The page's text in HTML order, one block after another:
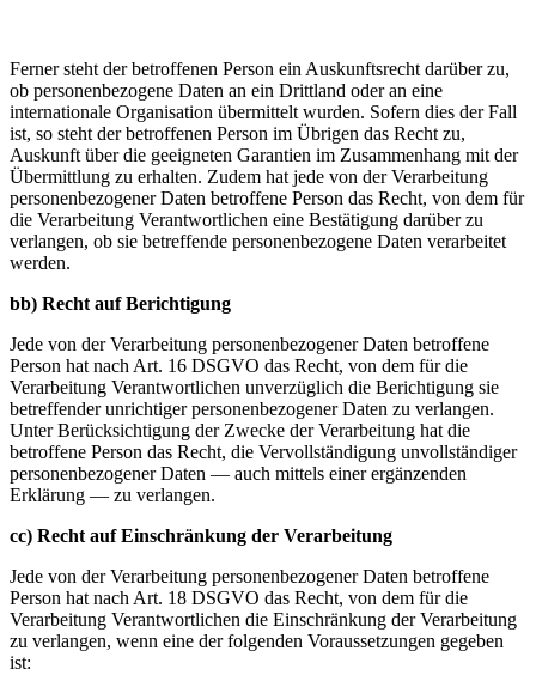
Ferner steht der betroffenen Person ein Auskunftsrecht darüber zu,
ob personenbezogene Daten an ein Drittland oder an eine
internationale Organisation übermittelt wurden. Sofern dies der Fall
ist, so steht der betroffenen Person im Übrigen das Recht zu,
Auskunft über die geeigneten Garantien im Zusammenhang mit der
Übermittlung zu erhalten. Zudem hat jede von der Verarbeitung
personenbezogener Daten betroffene Person das Recht, von dem für
die Verarbeitung Verantwortlichen eine Bestätigung darüber zu
verlangen, ob sie betreffende personenbezogene Daten verarbeitet
werden.
bb) Recht auf Berichtigung
Jede von der Verarbeitung personenbezogener Daten betroffene
Person hat nach Art. 16 DSGVO das Recht, von dem für die
Verarbeitung Verantwortlichen unverzüglich die Berichtigung sie
betreffender unrichtiger personenbezogener Daten zu verlangen.
Unter Berücksichtigung der Zwecke der Verarbeitung hat die
betroffene Person das Recht, die Vervollständigung unvollständiger
personenbezogener Daten — auch mittels einer ergänzenden
Erklärung — zu verlangen.
cc) Recht auf Einschränkung der Verarbeitung
Jede von der Verarbeitung personenbezogener Daten betroffene
Person hat nach Art. 18 DSGVO das Recht, von dem für die
Verarbeitung Verantwortlichen die Einschränkung der Verarbeitung
zu verlangen, wenn eine der folgenden Voraussetzungen gegeben
ist: